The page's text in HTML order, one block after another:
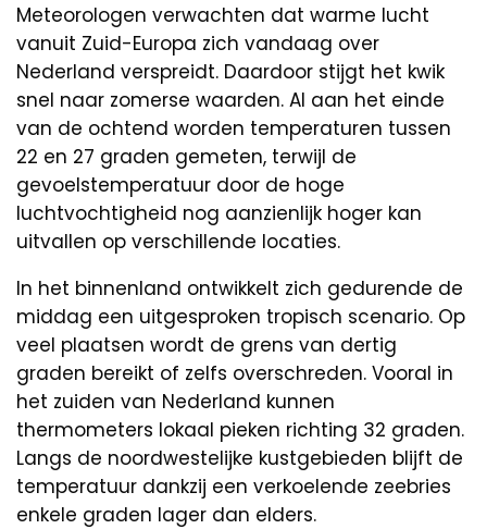
Meteorologen verwachten dat warme lucht
vanuit Zuid-Europa zich vandaag over
Nederland verspreidt. Daardoor stijgt het kwik
snel naar zomerse waarden. Al aan het einde
van de ochtend worden temperaturen tussen
22 en 27 graden gemeten, terwijl de
gevoelstemperatuur door de hoge
luchtvochtigheid nog aanzienlijk hoger kan
uitvallen op verschillende locaties.
In het binnenland ontwikkelt zich gedurende de
middag een uitgesproken tropisch scenario. Op
veel plaatsen wordt de grens van dertig
graden bereikt of zelfs overschreden. Vooral in
het zuiden van Nederland kunnen
thermometers lokaal pieken richting 32 graden.
Langs de noordwestelijke kustgebieden blijft de
temperatuur dankzij een verkoelende zeebries
enkele graden lager dan elders.